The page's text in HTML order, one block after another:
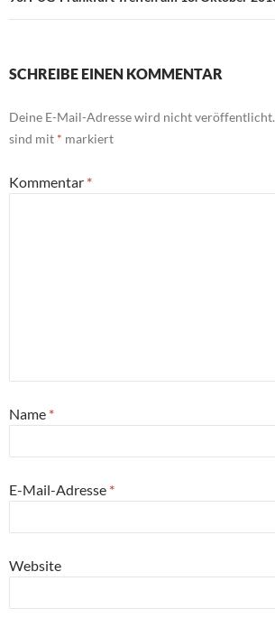
SCHREIBE EINEN KOMMENTAR
Deine E-Mail-Adresse wird nicht veröffentlicht.
sind mit * markiert
Kommentar *
Name *
E-Mail-Adresse *
Website